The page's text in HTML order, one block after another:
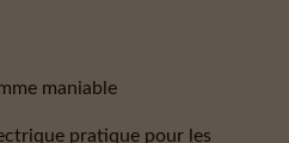
maniable
pratique pour les